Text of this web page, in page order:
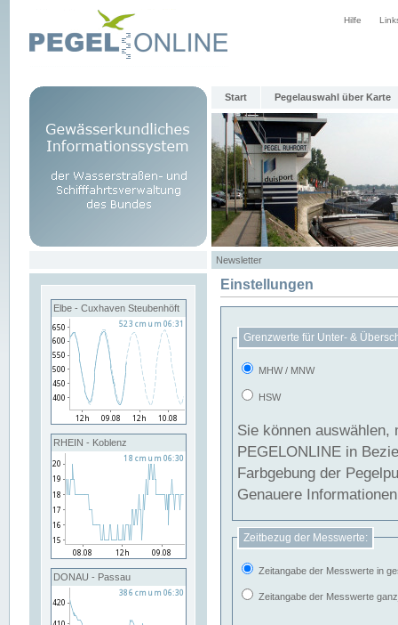
Hilfe
Start Pegelauswahl über Karte
Newsletter
Elbe - Cuxhaven Steubenhöft
RHEIN - Koblenz
DONAU - Passau
Einstellungen
Grenzwerte für Unter- &
MHW / MNW
HSW
Sie können
PEGELONLINE in Beziehung
Farbgebung der
Genauere
Zeitbezug der Messwerte:
Zeitangabe der Messwerte in
Zeitangabe der Messwerte